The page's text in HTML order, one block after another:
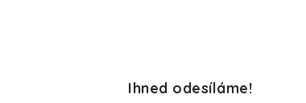
Ihned odesíláme!